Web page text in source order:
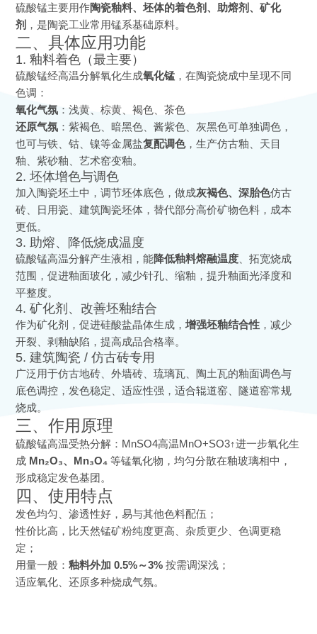
硫酸锰主要用作陶瓷釉料、坯体的着色剂、助熔剂、矿化
剂 ，是陶瓷工业常用锰系基础原料。
二、具体应用功能
1. 釉料着色（最主要）
硫酸锰经高温分解氧化生成氧化锰 ，在陶瓷烧成中呈现不同
色调：
氧化气氛 ：浅黄、棕黄、褐色、茶色
还原气氛 ：紫褐色、暗黑色、酱紫色、灰黑色可单独调色，
也可与铁、钴、镍等金属盐复配调色，生产仿古釉、天目
釉、紫砂釉、艺术窑变釉。
2. 坯体增色与调色
加入陶瓷坯土中，调节坯体底色，做成灰褐色、深胎色仿古
砖、日用瓷、建筑陶瓷坯体，替代部分高价矿物色料，成本
更低。
3. 助熔、降低烧成温度
硫酸锰高温分解产生液相，能降低釉料熔融温度 、拓宽烧成
范围，促进釉面玻化，减少针孔、缩釉，提升釉面光泽度和
平整度。
4. 矿化剂、改善坯釉结合
作为矿化剂，促进硅酸盐晶体生成，增强坯釉结合性 ，减少
开裂、剥釉缺陷，提高成品合格率。
5. 建筑陶瓷 / 仿古砖专用
广泛用于仿古地砖、外墙砖、琉璃瓦、陶土瓦的釉面调色与
底色调控，发色稳定、适应性强，适合辊道窑、隧道窑常规
烧成。
三、作用原理
硫酸锰高温受热分解：MnSO4​高温​MnO+SO3​↑进一步氧化生
成 Mn₂O₃、Mn₃O₄ 等锰氧化物，均匀分散在釉玻璃相中，
形成稳定发色基团。
四、使用特点
发色均匀、渗透性好，易与其他色料配伍；
性价比高，比天然锰矿粉纯度更高、杂质更少、色调更稳
定；
用量一般：釉料外加 0.5%～3% 按需调深浅；
适应氧化、还原多种烧成气氛。